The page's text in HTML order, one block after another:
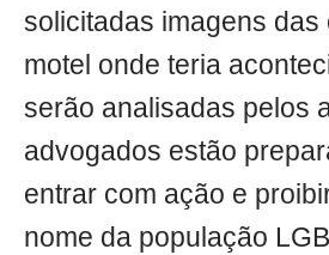
solicitadas imagens das
motel onde teria
serão analisadas pelos
advogados estão
entrar com ação e
nome da população